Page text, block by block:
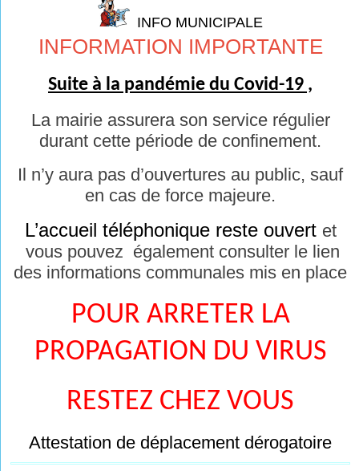
INFO MUNICIPALE
INFORMATION IMPORTANTE
Suite à la pandémie du Covid-19 ,
La mairie assurera son service régulier
durant cette période de confinement.
Il n’y aura pas d’ouvertures au public, sauf
en cas de force majeure.
L’accueil téléphonique reste ouvert et
vous pouvez également consulter le lien
des informations communales mis en place
POUR ARRETER LA
PROPAGATION DU VIRUS
RESTEZ CHEZ VOUS
Attestation de déplacement dérogatoire